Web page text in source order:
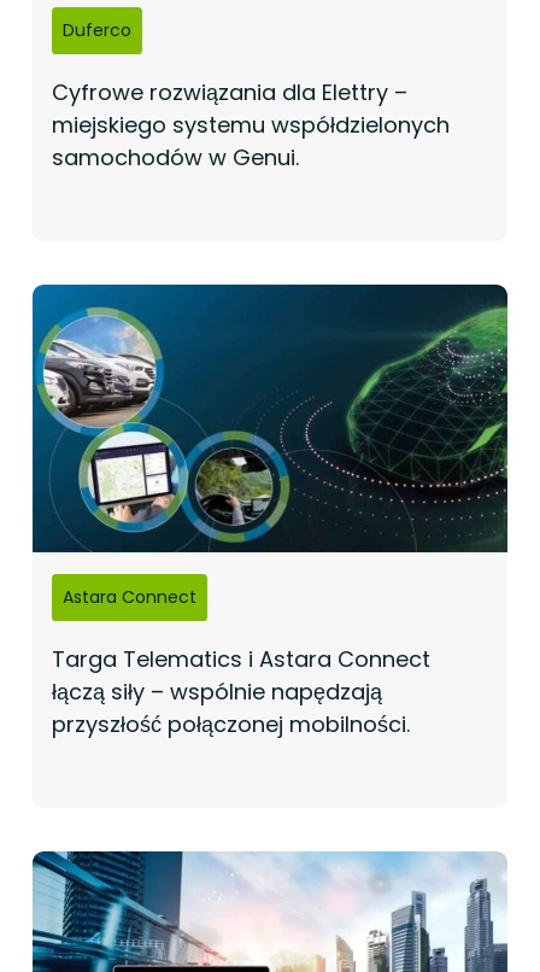
Duferco
Cyfrowe rozwiązania dla Elettry –
miejskiego systemu współdzielonych
samochodów w Genui.
Astara Connect
Targa Telematics i Astara Connect
łączą siły – wspólnie napędzają
przyszłość połączonej mobilności.